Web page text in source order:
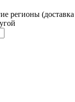
регионы